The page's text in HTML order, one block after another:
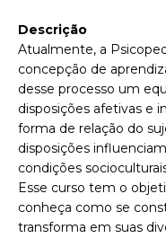
Descrição
Atualmente, a
concepção de
desse processo um
disposições afetivas e
forma de relação do
disposições
condições
Esse curso tem o
conheça como se
transforma em suas